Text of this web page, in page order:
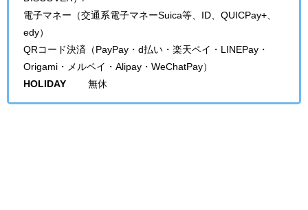
電子マネー（交通系電子マネーSuica等、ID、QUICPay+、
edy）
QRコード決済（PayPay・d払い・楽天ペイ・LINEPay・
Origami・メルペイ・Alipay・WeChatPay）
HOLIDAY 無休